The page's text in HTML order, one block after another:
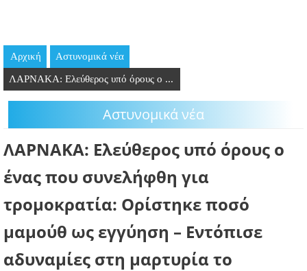
ΘΕΣΕΙΣ ΕΡΓΑΣΙΑΣ
PODCAST
ΣΥΝΔΕΣΜΟΙ
ΠΕΡΙΣΣΟΤΕΡΑ
Αρχική Aστυνομικά νέα
ΛΑΡΝΑΚΑ: Ελεύθερος υπό όρους ο ...
Aστυνομικά νέα
ΛΑΡΝΑΚΑ: Ελεύθερος υπό όρους ο
ένας που συνελήφθη για
τρομοκρατία: Ορίστηκε ποσό
μαμούθ ως εγγύηση – Εντόπισε
αδυναμίες στη μαρτυρία το